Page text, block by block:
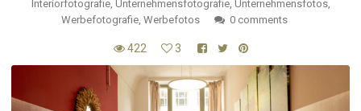
Interiorfotografie, Unternehmensfotografie, Unternehmensfotos,
Werbefotografie Werbefotos 0 comments
422 3